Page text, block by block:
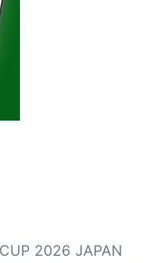
2026 JAPAN